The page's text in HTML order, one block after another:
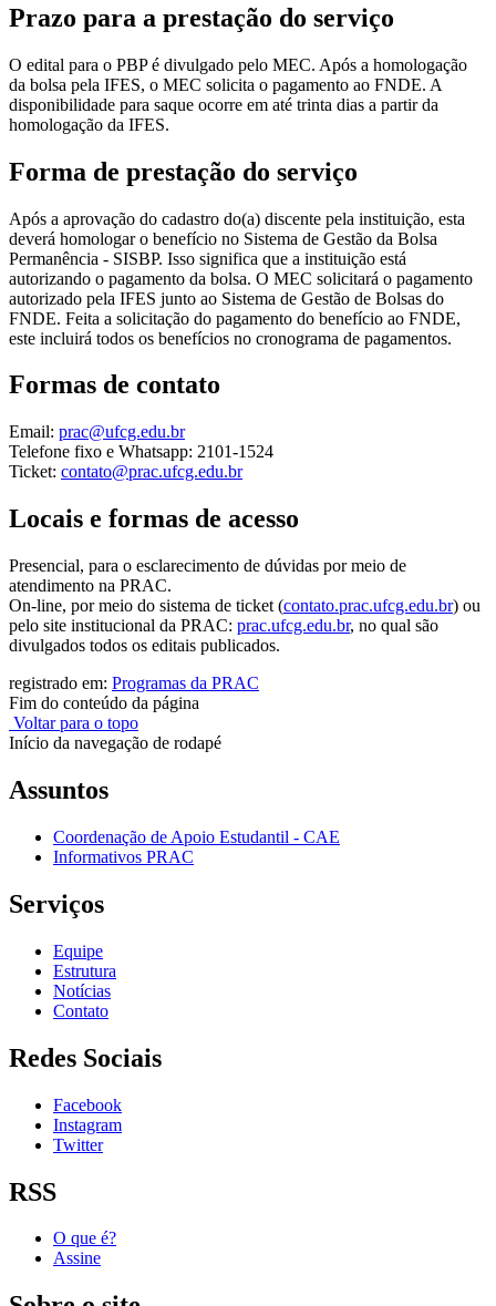
Prazo para a prestação do serviço
O edital para o PBP é divulgado pelo MEC. Após a homologação
da bolsa pela IFES, o MEC solicita o pagamento ao FNDE. A
disponibilidade para saque ocorre em até trinta dias a partir da
homologação da IFES.
Forma de prestação do serviço
Após a aprovação do cadastro do(a) discente pela instituição, esta
deverá homologar o benefício no Sistema de Gestão da Bolsa
Permanência - SISBP. Isso significa que a instituição está
autorizando o pagamento da bolsa. O MEC solicitará o pagamento
autorizado pela IFES junto ao Sistema de Gestão de Bolsas do
FNDE. Feita a solicitação do pagamento do benefício ao FNDE,
este incluirá todos os benefícios no cronograma de pagamentos.
Formas de contato
Email: prac@ufcg.edu.br
Telefone fixo e Whatsapp: 2101-1524
Ticket: contato@prac.ufcg.edu.br
Locais e formas de acesso
Presencial, para o esclarecimento de dúvidas por meio de
atendimento na PRAC.
On-line, por meio do sistema de ticket (contato.prac.ufcg.edu.br) ou
pelo site institucional da PRAC: prac.ufcg.edu.br, no qual são
divulgados todos os editais publicados.
registrado em: Programas da PRAC
Fim do conteúdo da página
Voltar para o topo
Início da navegação de rodapé
Assuntos
Coordenação de Apoio Estudantil - CAE
Informativos PRAC
Serviços
Equipe
Estrutura
Notícias
Contato
Redes Sociais
Facebook
Instagram
Twitter
RSS
O que é?
Assine